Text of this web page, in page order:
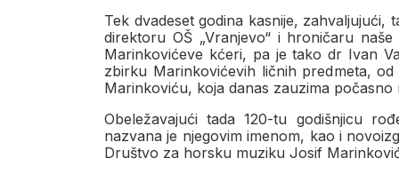
Tek dvadeset godina kasnije,
direktoru OŠ „Vranjevo“ i hroničaru
Marinkovićeve kćeri, pa je tako dr Ivan
zbirku Marinkovićevih ličnih predmeta,
Marinkoviću, koja danas zauzima počasno
Obeležavajući tada 120-tu godišnjicu
nazvana je njegovim imenom, kao i
Društvo za horsku muziku Josif